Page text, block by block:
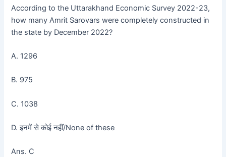
According to the Uttarakhand Economic Survey 2022-23,
how many Amrit Sarovars were completely constructed in
the state by December 2022?
A. 1296
B. 975
C. 1038
D. इनमें से कोई नहीं/None of these
Ans. C